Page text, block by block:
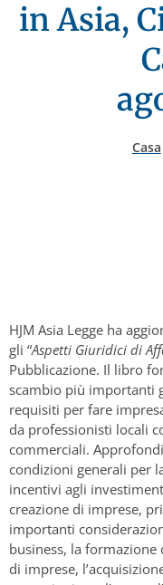
in Asia,
Casa
HJM Asia Legge ha
gli “Aspetti Giuridici di
Pubblicazione. Il libro
scambio più importanti
requisiti per fare
da professionisti locali
commerciali.
condizioni generali per
incentivi agli
creazione di imprese,
importanti
business, la formazione
di imprese,